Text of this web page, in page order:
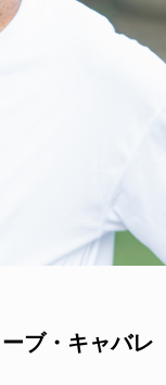
ブ・キャバレ